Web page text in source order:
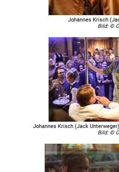
Johannes Krisch
Bild: ©
Johannes Krisch (Jack
Bild: ©